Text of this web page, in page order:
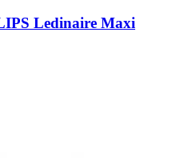
Ledinaire Maxi